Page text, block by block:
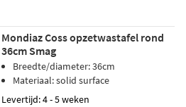
Mondiaz Coss opzetwastafel rond
36cm Smag
Breedte/diameter: 36cm
Materiaal: solid surface
Levertijd: 4 - 5 weken